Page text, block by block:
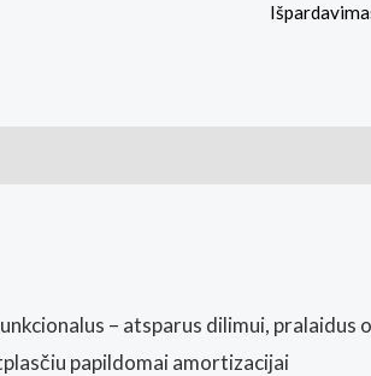
sneakers
– atsparus dilimui, pralaidus
papildomai amortizacijai